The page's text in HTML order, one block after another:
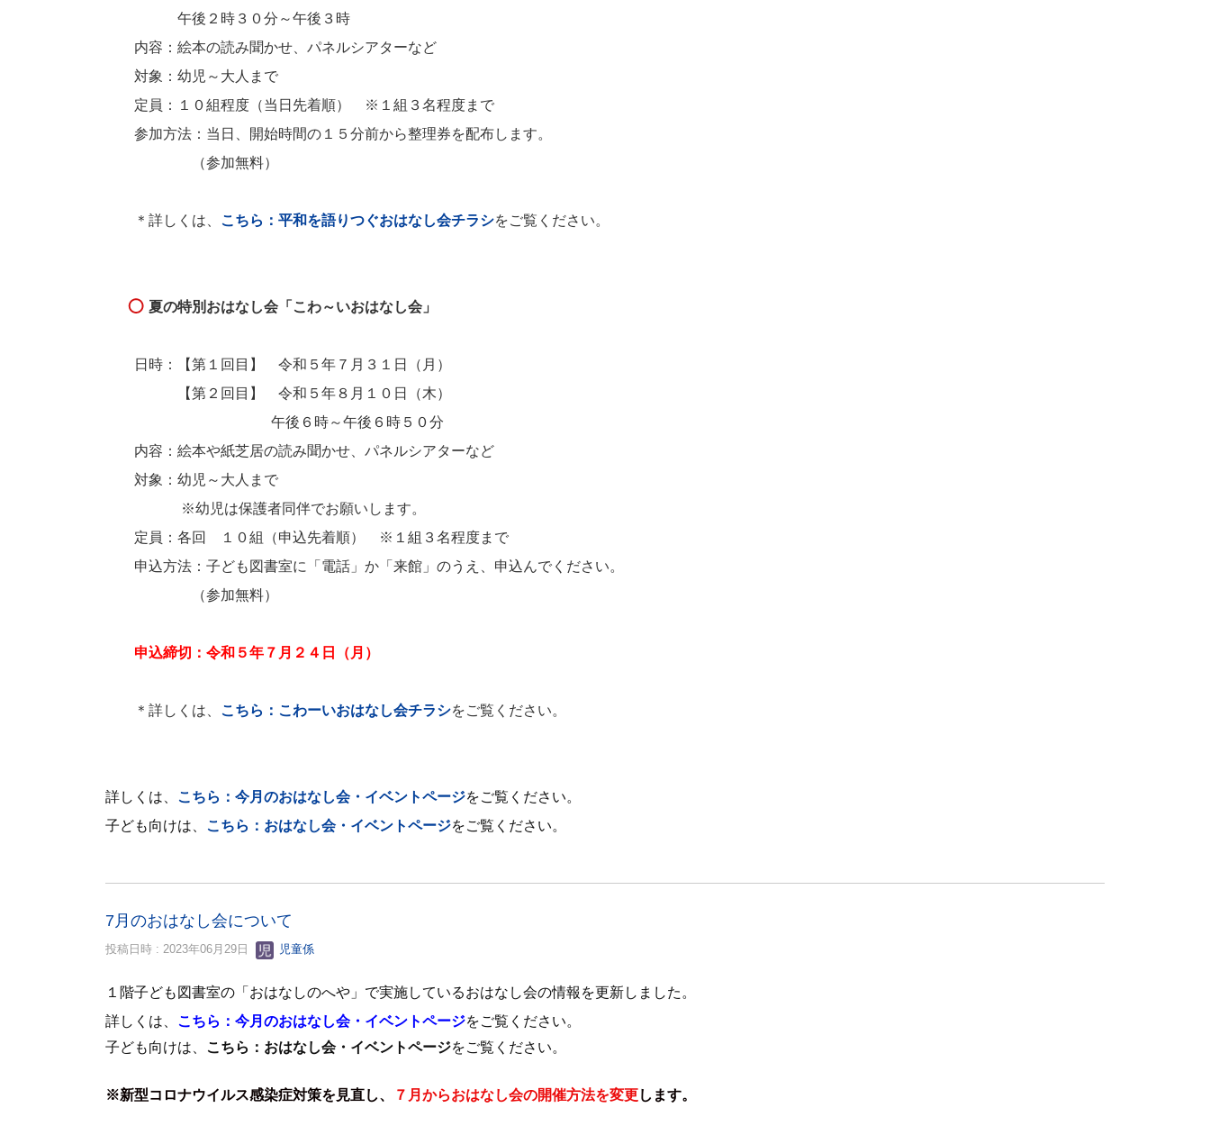
午後２時３０分～午後３時
内容：絵本の読み聞かせ、パネルシアターなど
対象：幼児～大人まで
定員：１０組程度（当日先着順） ※１組３名程度まで
参加方法：当日、開始時間の１５分前から整理券を配布します。
（参加無料）
＊詳しくは、 こちら：平和を語りつぐおはなし会チラシをご覧ください。
夏の特別おはなし会「こわ～いおはなし会」
日時：【第１回目】 令和５年７月３１日（月）
【第２回目】 令和５年８月１０日（木）
午後６時～午後６時５０分
内容：絵本や紙芝居の読み聞かせ、パネルシアターなど
対象：幼児～大人まで
※幼児は保護者同伴でお願いします。
定員：各回 １０組（申込先着順） ※１組３名程度まで
申込方法：子ども図書室に「電話」か「来館」のうえ、申込んでください。
（参加無料）
申込締切：令和５年７月２４日（月）
＊詳しくは、 こちら：こわーいおはなし会チラシをご覧ください。
詳しくは、 こちら ：今月のおはなし会・イベントページをご覧ください。
子ども向けは、 こちら：おはなし会・イベントページをご覧ください。
7月のおはなし会について
投稿日時 : 2023年06月29日 児童係
１階子ども図書室の「おはなしのへや」で実施しているおはなし会の情報を更新しました。
詳しくは、 こちら：今月のおはなし会・イベントページをご覧ください。
子ども向けは、
こちら：おはなし会・イベントページをご覧ください。
※新型コロナウイルス感染症対策を見直し、 ７月からおはなし会の開催方法を変更します。